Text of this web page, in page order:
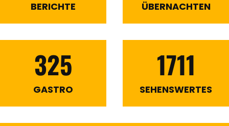
BERICHTE ÜBERNACHTEN
325
GASTRO
1711
SEHENSWERTES